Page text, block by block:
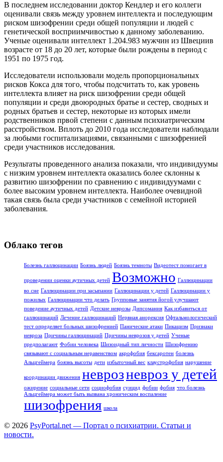
В последнем исследовании доктор Кендлер и его коллеги
оценивали связь между уровнем интеллекта и последующим
риском шизофрении среди общей популяции и людей с
генетической восприимчивостью к данному заболеванию.
Ученые оценивали интеллект 1.204.983 мужчин из Швециив
возрасте от 18 до 20 лет, которые были рождены в период с
1951 по 1975 год.
Исследователи использовали модель пропорциональных
рисков Кокса для того, чтобы подсчитать то, как уровень
интеллекта влияет на риск шизофрении среди общей
популяции и среди двоюродных братье и сестер, сводных и
родных братьев и сестер, некоторые из которых имели
родственников првой степени с данным психиатрическим
расстройством. Вплоть до 2010 года исследователи наблюдали
за любыми госпитализациями, связанными с шизофренией
среди участников исследования.
Результаты проведенного анализа показали, что индивидуумы
с низким уровнем интеллекта оказались более склонны к
развитию шизофрении по сравнению с индивидуумами с
более высоким уровнем интеллекта. Наиболее очевидной
такая связь была среди участников с семейной историей
заболевания.
Облако тегов
Болезнь галлюцинации Боязнь людей Боязнь темноты Видеотест помогает в
проведении оценки аутичных детей Возможно Галлюцинации
во сне Галлюцинации при засыпании Галлюцинации у детей Галлюцинации у
пожилых Галлюцинации что делать Групповые занятия йогой улучшают
поведение аутичных детей Детские неврозы Дипсомания Как избавиться от
галлюцинаций Лечение галлюцинаций Нервная анорексия Офтальмологический
тест определяет больных шизофренией Панические атаки Пикацизм Признаки
невроза Причины галлюцинаций Причины неврозов у детей Ученые
предполагают Фобии человека Шизоидный тип личности Шизофрению
связывают с социальным неравенством акрофобия бексаротен болезнь
Альцгеймера боязнь высоты дети избыточный вес клаустрофобия нарушение
координации движения неврозневроз у детей
ожирение социальные сети социофобия суицид фобии фобия что болезнь
Альцгеймера может быть вызвана хроническим воспаление
шизофрения школа
© 2026 PsyPortal.net — Портал о психиатрии. Статьи и
новости.